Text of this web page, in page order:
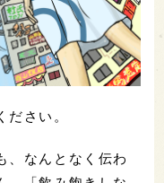
さい。
、なんとなく伝わ